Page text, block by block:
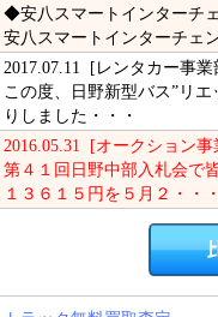
◆安八スマートインターチ
安八スマートインターチェ
2017.07.11 [レンタカー事業
この度、日野新型バス”リ
りしました・・・
2016.05.31 [オークション事
第４１回日野中部入札会で
１３６１５円を５月２・・・